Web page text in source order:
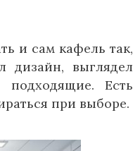
и сам кафель так,
дизайн, выглядел
Есть
при выборе.